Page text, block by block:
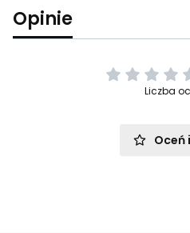
Opinie
Liczba
Oceń